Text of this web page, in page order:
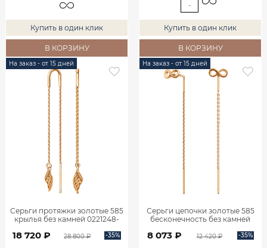
Купить в один клик
В КОРЗИНУ
-
Купить в один клик
В КОРЗИНУ
На заказ - от 15 дней
Серьги протяжки золотые 585
крылья без камней 0221248-
18 720 ₽ 28 800 ₽ -35%
На заказ - от 15 дней
Серьги цепочки золотые 585
бесконечность без камней
8 073 ₽ 12 420 ₽ -35%